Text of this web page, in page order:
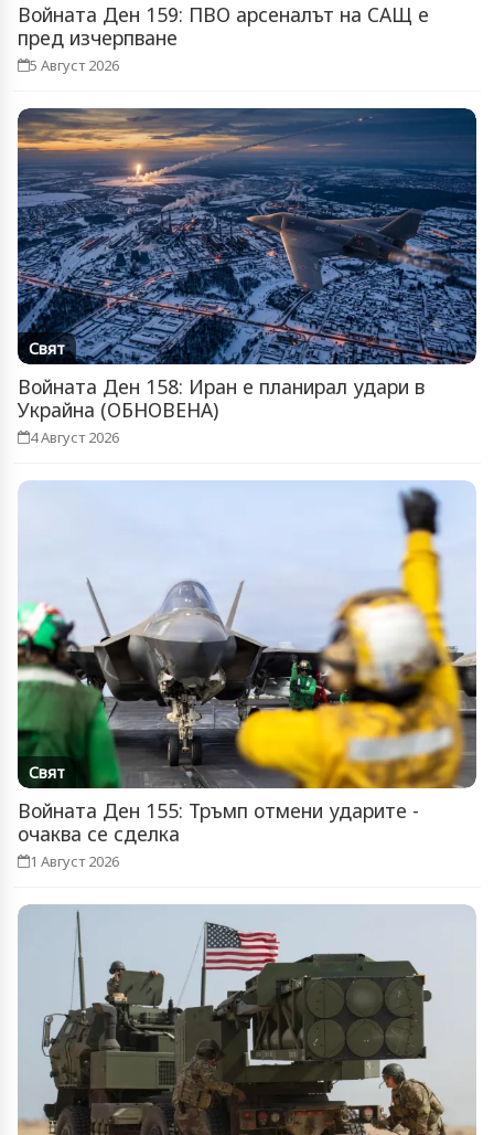
Войната Ден 159: ПВО арсеналът на САЩ е
пред изчерпване
5 Август 2026
Свят
Войната Ден 158: Иран е планирал удари в
Украйна (ОБНОВЕНА)
4 Август 2026
Свят
Войната Ден 155: Тръмп отмени ударите -
очаква се сделка
1 Август 2026